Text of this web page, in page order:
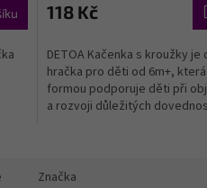
118 Kč
DETOA Kačenka s kroužky je
hračka pro děti od 6m+,
formou podporuje děti při
a rozvoji důležitých
Značka